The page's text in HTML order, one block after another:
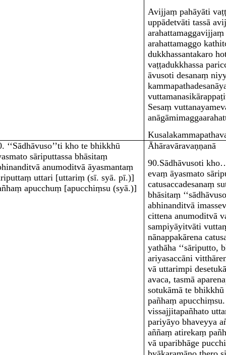
Avijjaṃ pahāyāti
uppādetvāti tassā
arahattamaggo
dukkhassantakaro
vaṭṭadukkhassa
āvusoti desanaṃ
Sesaṃ
. ‘‘Sādhāvuso’’ti kho te bhikkhū
sāriputtassa bhāsitaṃ
anumoditvā āyasmantaṃ
uttari [uttariṃ (sī. syā. pī.)]
apucchuṃ [apucchiṃsu (syā.)]
Āhāravāravaṇṇanā
90.Sādhāvusoti
evaṃ āyasmato
catusaccadesanaṃ
bhāsitaṃ
abhinanditvā
cittena anumoditvā
sampiyāyitvāti
nānappakārena
yathāha ‘‘sāriputto,
ariyasaccāni
vā uttarimpi
avaca, tasmā
sotukāmā te
pañhaṃ
vissajjitapañhato
pariyāyo bhaveyya
aññaṃ atirekaṃ
vā uparibhāge